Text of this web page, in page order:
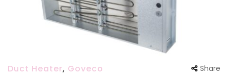
Duct Heater, Goveco Share